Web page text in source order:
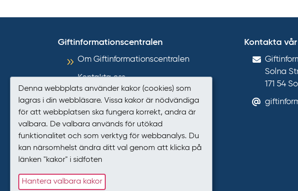
Denna webbplats använder kakor (cookies) som
lagras i din webbläsare. Vissa kakor är nödvändiga
för att webbplatsen ska fungera korrekt, andra är
valbara. De valbara används för utökad
funktionalitet och som verktyg för webbanalys. Du
kan närsomhelst ändra ditt val genom att klicka på
länken "kakor" i sidfoten
Hantera valbara kakor
Giftinformationscentralen
Om Giftinformationscentralen
Kontakta oss
Informationsmaterial
Så hanterar GIC personuppgifter
Tillgänglighet
Presstjänst
Kontakta
Solna
171 54